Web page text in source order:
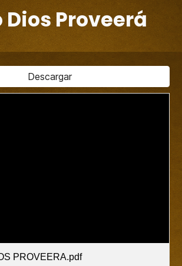
Dios Proveerá
Descargar
PROVEERA.pdf